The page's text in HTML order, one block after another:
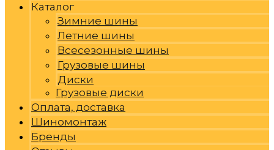
Каталог
Зимние шины
Летние шины
Всесезонные шины
Грузовые шины
Диски
Грузовые диски
Оплата, доставка
Шиномонтаж
Бренды